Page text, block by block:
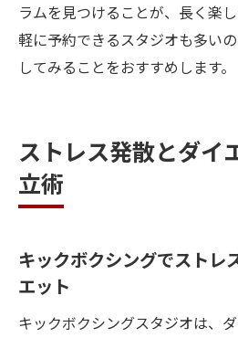
ラムを見つけることが、長く楽
軽に予約できるスタジオも多い
してみることをおすすめします。
ストレス発散とダイ
立術
キックボクシングでストレ
エット
キックボクシングスタジオは、